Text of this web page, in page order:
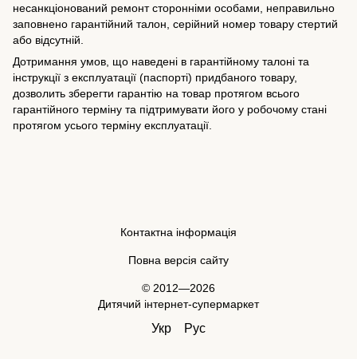
несанкціонований ремонт сторонніми особами, неправильно
заповнено гарантійний талон, серійний номер товару стертий
або відсутній.
Дотримання умов, що наведені в гарантійному талоні та
інструкції з експлуатації (паспорті) придбаного товару,
дозволить зберегти гарантію на товар протягом всього
гарантійного терміну та підтримувати його у робочому стані
протягом усього терміну експлуатації.
Контактна інформація
Повна версія сайту
© 2012—2026
Дитячий інтернет-супермаркет
Укр Рус